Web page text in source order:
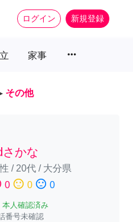
ログイン 新規登録
家事 more_horiz
その他
さかな
/ 20代/ 大分県
0 sentiment_neutral 0 sentiment_dissatisfied 0
本人確認済み
番号未確認